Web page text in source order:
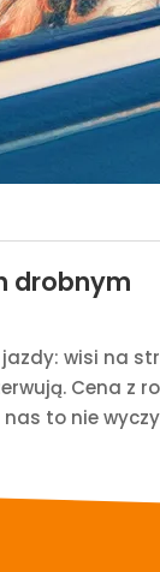
drobnym
wisi na
Cena z
to nie